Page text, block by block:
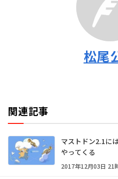
松尾
関連記事
マストドン2.1に
やってくる
2017年12月03日 21